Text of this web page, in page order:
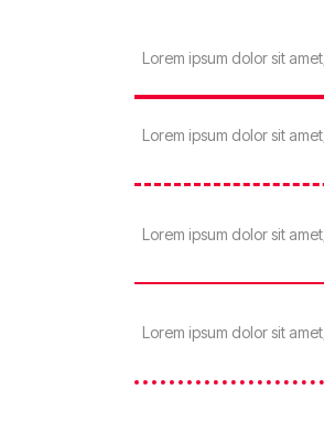
Lorem ipsum dolor sit
Lorem ipsum dolor sit
Lorem ipsum dolor sit
Lorem ipsum dolor sit